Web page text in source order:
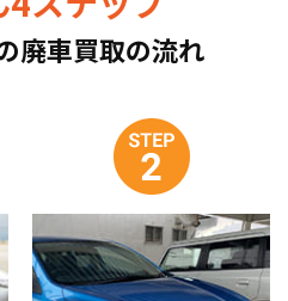
廃車買取の流れ